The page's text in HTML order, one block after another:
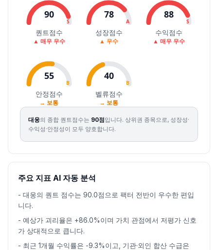
90
S
퀀트점수
▲ 매우 우수
78
A
성장점수
▲ 우수
88
S
수익점수
▲ 매우 우수
55
B
안정점수
→ 보통
40
B
벨류점수
→ 보통
대웅의 종합 퀀트점수는 90점입니다. 상위권 종목으로, 성장성·
수익성·안정성이 모두 양호합니다.
주요 지표 AI 자동 분석
- 대웅의 퀀트 점수는 90.0점으로 팩터 전반이 우수한 편입
니다.
- 예상가 괴리율은 +86.0%이며 가치 관점에서 저평가 신호
가 상대적으로 큽니다.
- 최근 1개월 수익률은 -9.3%이고, 기관·외인 합산 수급은